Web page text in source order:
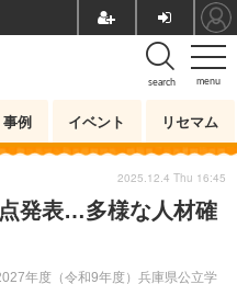
menu
search
事例 イベント リセマム
発表…多様な人材確
年度（令和9年度）兵庫県公立学
2025.12.4 Thu 16:45